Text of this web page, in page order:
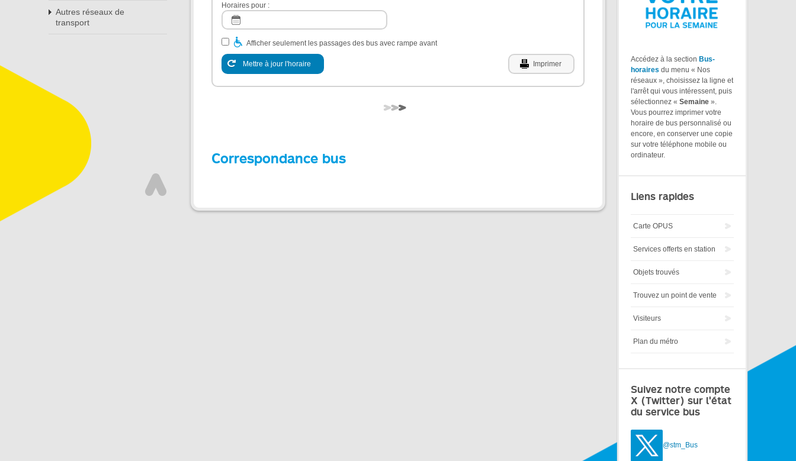
Autres réseaux de
transport
Horaires pour :
Afficher seulement les passages des bus avec rampe avant
Mettre à jour l'horaire Imprimer
Correspondance bus
Accédez à la section Bus-
horaires du menu « Nos
réseaux », choisissez la ligne et
l'arrêt qui vous intéressent, puis
sélectionnez « Semaine ».
Vous pourrez imprimer votre
horaire de bus personnalisé ou
encore, en conserver une copie
sur votre téléphone mobile ou
ordinateur.
Liens rapides
Carte OPUS
Services offerts en station
Objets trouvés
Trouvez un point de vente
Visiteurs
Plan du métro
Suivez notre compte
X (Twitter) sur l'état
du service bus
@stm_Bus